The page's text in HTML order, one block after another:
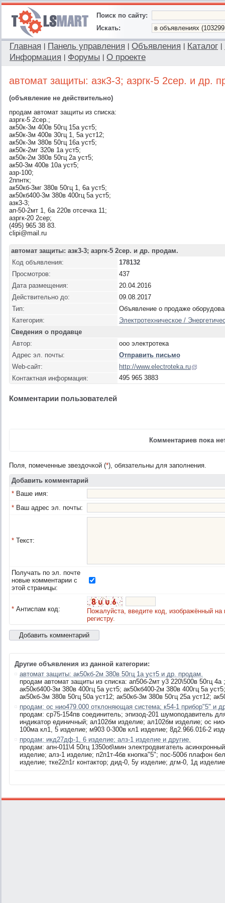
Поиск по сайту:
Искать:
Главная Панель управления Объявления Каталог
Информация
Форумы О проекте
автомат защиты: азк3-3; азргк-5 2сер. и др.
(объявление не действительно)
продам автомат защиты из списка:
азргк-5 2сер.;
ак50к-3м 400в 50гц 15а уст5;
ак50к-3м 400в 30гц 1, 5а уст12;
ак50к-3м 380в 50гц 16а уст5;
ак50к-2мг 320в 1а уст5;
ак50к-2м 380в 50гц 2а уст5;
ак50-3м 400в 10а уст5;
азр-100;
2ппнтк;
ак50кб-3мг 380в 50гц 1, 6а уст5;
ак50кб400-3м 380в 400гц 5а уст5;
азк3-3;
ап-50-2мт 1, 6а 220в отсечка 11;
азргк-20 2сер;
(495) 965 38 83.
clipi@mail.ru
автомат защиты: азк3-3; азргк-5 2сер. и др. продам.
Код объявления:
178132
Просмотров:
437
Дата размещения:
20.04.2016
Действительно до:
09.08.2017
Тип:
Объявление о продаже
Категория:
Электротехническое /
Сведения о продавце
Автор:
ооо электротека
Адрес эл. почты:
Отправить письмо
Web-сайт:
http://www.electroteka.ru
Контактная информация:
495 965 3883
Комментарии пользователей
Комментариев пока
Поля, помеченные звездочкой (*), обязательны для заполнения.
Добавить комментарий
* Ваше имя:
* Ваш адрес эл. почты:
* Текст:
Получать по эл. почте
новые комментарии с
этой страницы:
* Антиспам код:
Пожалуйста, введите код, изображённый
регистру.
Другие объявления из данной категории:
автомат защиты: ак50кб-2м 380в 50гц 1а уст5 и др. продам.
продам автомат защиты из списка: ап50б-2мт у3 220\500в 50гц
ак50кб400-3м 380в 400гц 5а уст5; ак50кб400-2м 380в 400гц 5а
ак50кб-3м 380в 50гц 50а уст12; ак50кб-3м 380в 50гц 25а уст12;
продам: ос нио479.000 отклоняющая система; к54-1 прибор"5" и
продам: ср75-154пв соединитель; эпизод-201 шумоподавитель
индикатор единичный; ал102бм изделие; ал102бм изделие; ос
100ма кл1, 5 изделие; м903 0-300в кл1 изделие; 8д2.966.016-2
продам: икд27дф-1, 6 изделие; алз-1 изделие и другие.
продам: апн-011\4 50гц 1350об\мин электродвигатель
изделие; алз-1 изделие; п2п1т-4бв кнопка"5"; пос-500б плафон
изделие; тке22п1г контактор; дид-0, 5у изделие; дгм-0, 1д